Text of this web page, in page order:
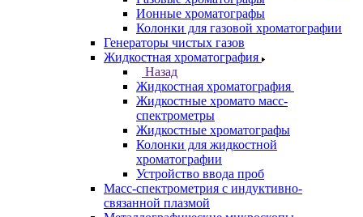
Назад
Анализаторы
Анализаторы органических веществ
Анализаторы покрытий
Анализаторы размера частиц
Анализаторы ртути
Элементные анализаторы
Газовая хроматография
Назад
Газовая хроматография
Газовые хромато масс-спектрометры
Газовые хроматографы
Ионные хроматографы
Колонки для газовой хроматографии